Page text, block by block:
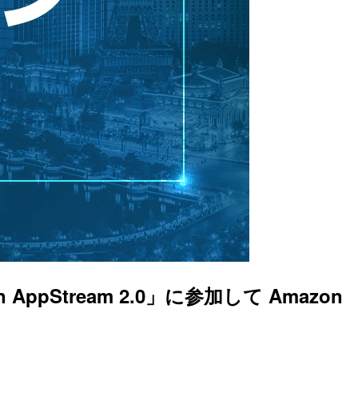
2.0」に参加して Amazon